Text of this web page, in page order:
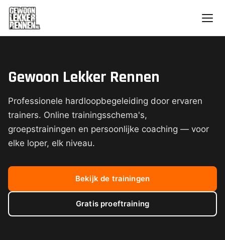
Gewoon Lekker Rennen
Professionele hardloopbegeleiding door ervaren
trainers. Online trainingsschema's,
groepstrainingen en persoonlijke coaching — voor
elke loper, elk niveau.
Bekijk de trainingen
Gratis proeftraining